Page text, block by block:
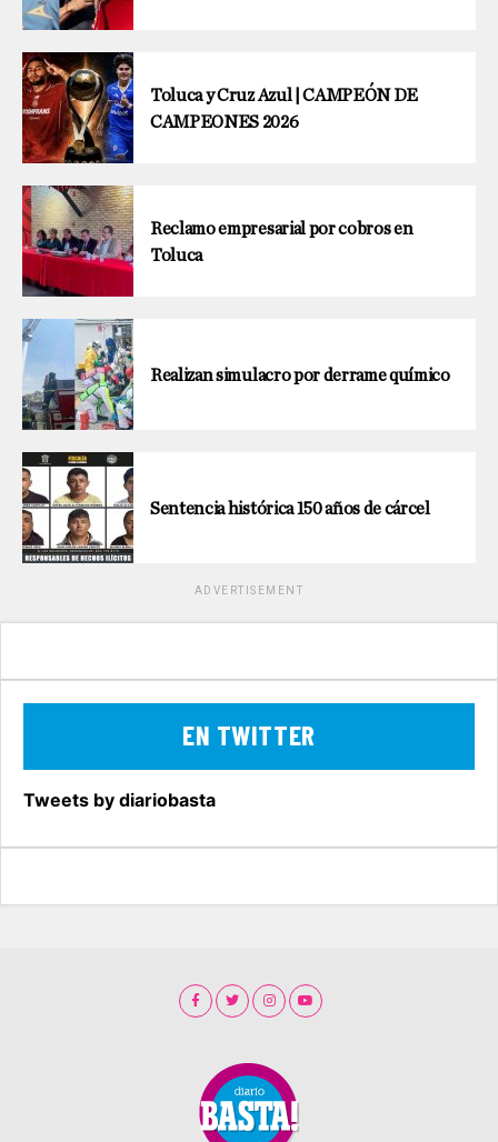
Toluca y Cruz Azul | CAMPEÓN DE
CAMPEONES 2026
Reclamo empresarial por cobros en
Toluca
Realizan simulacro por derrame químico
Sentencia histórica 150 años de cárcel
ADVERTISEMENT
EN TWITTER
Tweets by diariobasta